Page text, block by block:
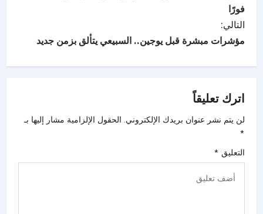
فورًا
التالي:
مؤشرات مبشرة قبل يوجين.. السبيعي يتألق بزمن جديد
اترك تعليقاً
لن يتم نشر عنوان بريدك الإلكتروني. الحقول الإلزامية مشار إليها بـ
*
التعليق *